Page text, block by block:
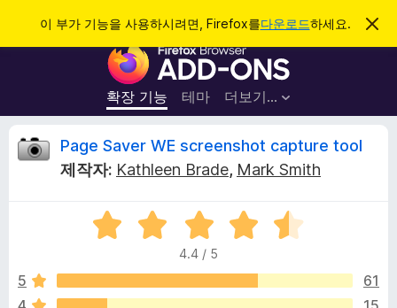
이 부가 기능을 사용하시려면, Firefox를다운로드하세요.
이
림
F
r
e
x
라
우
저
부
확장 기능 테마 더보기…
로그인
P
e
Page Saver WE screenshot capture tool
제작자: Kathleen Brade, Mark Smith
5
점
점
4.4 / 5
5
61